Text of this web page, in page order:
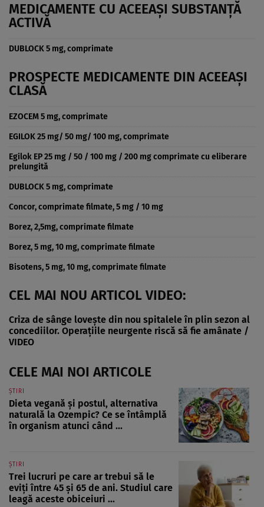
MEDICAMENTE CU ACEEAȘI SUBSTANȚĂ
ACTIVĂ
DUBLOCK 5 mg, comprimate
PROSPECTE MEDICAMENTE DIN ACEEAȘI
CLASĂ
EZOCEM 5 mg, comprimate
EGILOK 25 mg/ 50 mg/ 100 mg, comprimate
Egilok EP 25 mg / 50 / 100 mg / 200 mg comprimate cu eliberare
prelungită
DUBLOCK 5 mg, comprimate
Concor, comprimate filmate, 5 mg / 10 mg
Borez, 2,5mg, comprimate filmate
Borez, 5 mg, 10 mg, comprimate filmate
Bisotens, 5 mg, 10 mg, comprimate filmate
CEL MAI NOU ARTICOL VIDEO:
Criza de sânge lovește din nou spitalele în plin sezon al
concediilor. Operațiile neurgente riscă să fie amânate /
VIDEO
CELE MAI NOI ARTICOLE
ȘTIRI
Dieta vegană și postul, alternativa
naturală la Ozempic? Ce se întâmplă
în organism atunci când ...
ȘTIRI
Trei lucruri pe care ar trebui să le
eviți între 45 și 65 de ani. Studiul care
leagă aceste obiceiuri ...